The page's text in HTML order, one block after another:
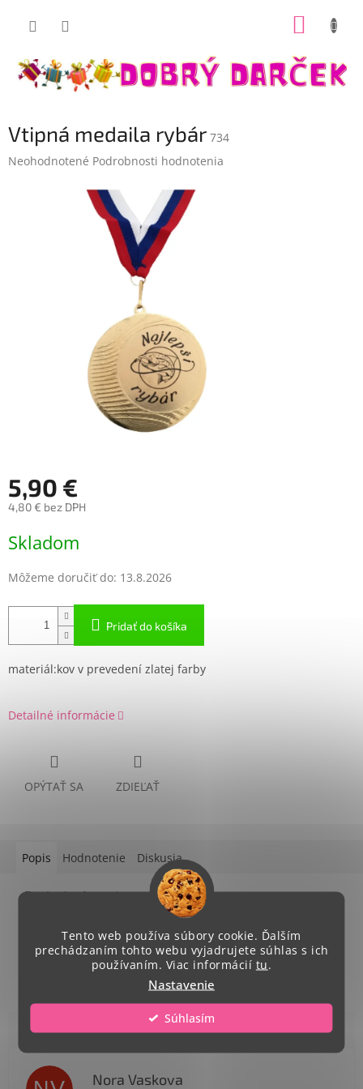
Tento web používa súbory cookie. Ďalším
prechádzaním tohto webu vyjadrujete súhlas s ich
používaním. Viac informácií tu.
Nastavenie
Súhlasím
Vtipná medaila rybár 734
Priemerné
Neohodnotené Podrobnosti hodnotenia
5,90 €
4,80 € bez DPH
cena:
Skladom
Môžeme doručiť do: 13.8.2026
Pridať do košíka
materiál:kov v prevedení zlatej farby
Detailné informácie
OPÝTAŤ SA ZDIEĽAŤ
Popis Hodnotenie Diskusia
Podrobný popis
priemer 7 cm, stuha trikolóra 2,2 cm
Nora Vaskova
Dobrý darček